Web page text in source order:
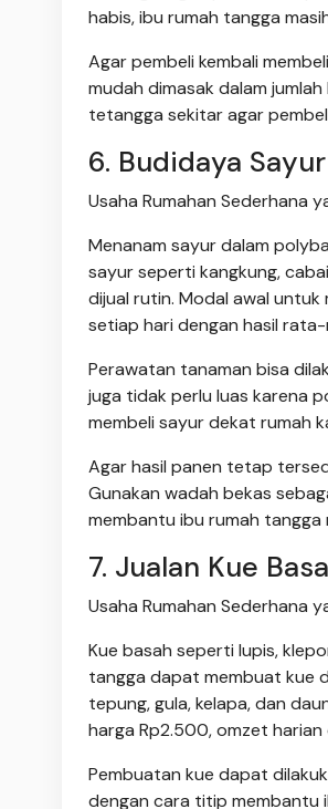
habis, ibu rumah tangga
Agar pembeli kembali
mudah dimasak dalam
tetangga sekitar agar
6. Budidaya
Usaha Rumahan Sederhana
Menanam sayur dalam
sayur seperti kangkung,
dijual rutin. Modal awal
setiap hari dengan hasil
Perawatan tanaman bisa
juga tidak perlu luas karena
membeli sayur dekat rumah
Agar hasil panen tetap
Gunakan wadah bekas
membantu ibu rumah tangga
7. Jualan Kue
Usaha Rumahan Sederhana
Kue basah seperti lupis,
tangga dapat membuat kue
tepung, gula, kelapa, dan
harga Rp2.500, omzet
Pembuatan kue dapat
dengan cara titip membantu